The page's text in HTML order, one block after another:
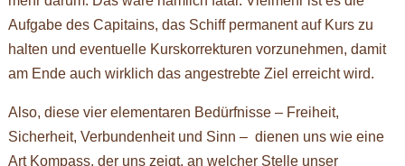
Aufgabe des Capitains, das Schiff permanent auf Kurs zu
halten und eventuelle Kurskorrekturen vorzunehmen, damit
am Ende auch wirklich das angestrebte Ziel erreicht wird.
Also, diese vier elementaren Bedürfnisse – Freiheit,
Sicherheit, Verbundenheit und Sinn – dienen uns wie eine
Art Kompass, der uns zeigt, an welcher Stelle unser